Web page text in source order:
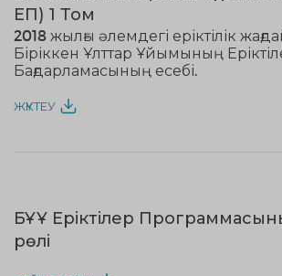
EП) 1 Том
2018 жылғы әлемдегі еріктілік
Біріккен Ұлттар Ұйымының
Бағдарламасының есебі.
ЖҮКТЕУ
БҰҰ Еріктілер
рөлі